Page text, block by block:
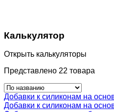
Калькулятор
Открыть калькуляторы
Представлено 22 товара
Добавки к силиконам на
Добавки к силиконам на